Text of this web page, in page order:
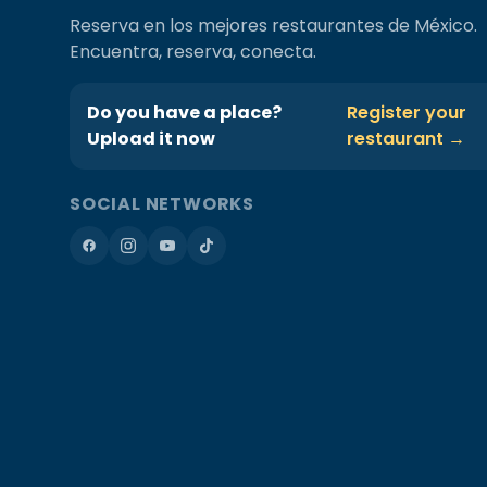
Reserva en los mejores restaurantes de México.
Encuentra, reserva, conecta.
Do you have a place?
Upload it now
Register your
restaurant →
SOCIAL NETWORKS